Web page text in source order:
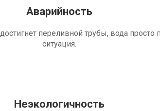
Аварийность
переливной трубы, вода просто
ситуация.
Неэкологичность